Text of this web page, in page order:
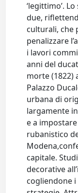
‘legittimo’.
due,
culturali, che
penalizzare
i lavori
anni del
morte (1822)
Palazzo
urbana di
largamente
e a
rubanistico
capitale.
decorative
cogliendone